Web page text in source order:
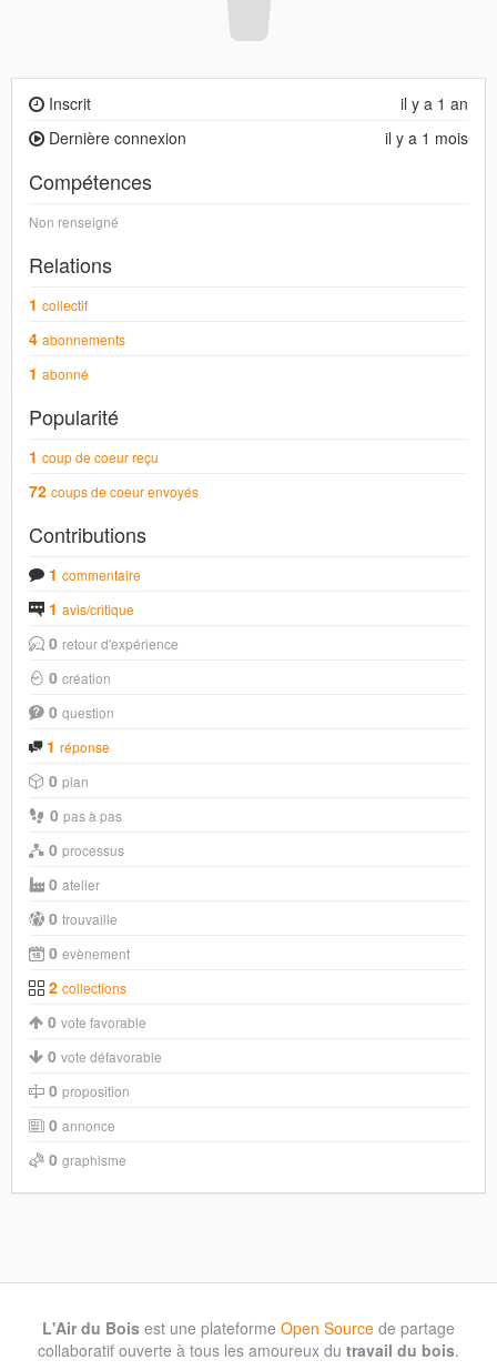
il y a 1 an
Inscrit
il y a 1 mois
Dernière connexion
Compétences
Non renseigné
Relations
1 collectif
4 abonnements
1 abonné
Popularité
1 coup de coeur reçu
72 coups de coeur envoyés
Contributions
1 commentaire
1 avis/critique
0 retour d'expérience
0 création
0 question
1 réponse
0 plan
0 pas à pas
0 processus
0 atelier
0 trouvaille
0 evènement
2 collections
0 vote favorable
0 vote défavorable
0 proposition
0 annonce
0 graphisme
L'Air du Bois est une plateforme Open Source de partage
collaboratif ouverte à tous les amoureux du travail du bois.